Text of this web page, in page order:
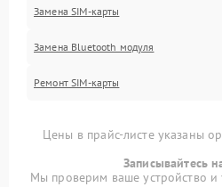
Замена SIM-карты
Замена Bluetooth модуля
Ремонт SIM-карты
Цены в прайс-листе указаны
Записывайтесь
Мы проверим ваше устройство и